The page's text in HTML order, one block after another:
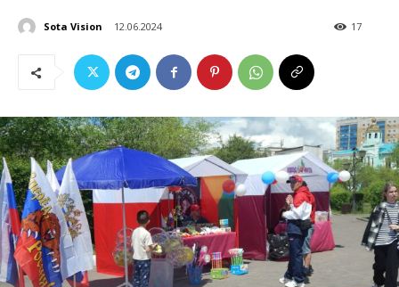
Sota Vision 12.06.2024 17